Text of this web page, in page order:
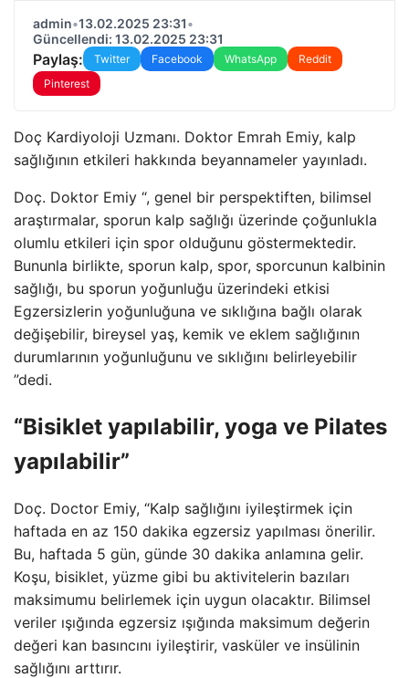
admin•13.02.2025 23:31•
Güncellendi: 13.02.2025 23:31
Paylaş: Twitter Facebook WhatsApp
Reddit
Pinterest
Doç Kardiyoloji Uzmanı. Doktor Emrah Emiy, kalp
sağlığının etkileri hakkında beyannameler yayınladı.
Doç. Doktor Emiy “, genel bir perspektiften, bilimsel
araştırmalar, sporun kalp sağlığı üzerinde çoğunlukla
olumlu etkileri için spor olduğunu göstermektedir.
Bununla birlikte, sporun kalp, spor, sporcunun kalbinin
sağlığı, bu sporun yoğunluğu üzerindeki etkisi
Egzersizlerin yoğunluğuna ve sıklığına bağlı olarak
değişebilir, bireysel yaş, kemik ve eklem sağlığının
durumlarının yoğunluğunu ve sıklığını belirleyebilir
”dedi.
“Bisiklet yapılabilir, yoga ve Pilates
yapılabilir”
Doç. Doctor Emiy, “Kalp sağlığını iyileştirmek için
haftada en az 150 dakika egzersiz yapılması önerilir.
Bu, haftada 5 gün, günde 30 dakika anlamına gelir.
Koşu, bisiklet, yüzme gibi bu aktivitelerin bazıları
maksimumu belirlemek için uygun olacaktır. Bilimsel
veriler ışığında egzersiz ışığında maksimum değerin
değeri kan basıncını iyileştirir, vasküler ve insülinin
sağlığını arttırır.